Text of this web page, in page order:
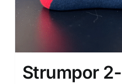
Strumpor